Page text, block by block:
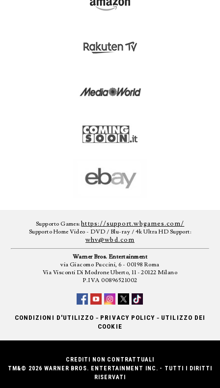
Supporto Games:https://support.wbgames.com/
Supporto Home Video - DVD / Blu-ray / 4k Ultra HD Support:
whv@wbd.com
Warner Bros. Entertainment
via Giacomo Puccini, 6 - 00198 Roma
Via Visconti Di Modrone Uberto, 11 - 20122 Milano
P.IVA 00896521002
CONDIZIONI D'UTILIZZO - PRIVACY POLICY - UTILIZZO DEI
COOKIE
CREDITI NON CONTRATTUALI
TM&© 2026 WARNER BROS. ENTERTAINMENT INC. - TUTTI I DIRITTI
RISERVATI